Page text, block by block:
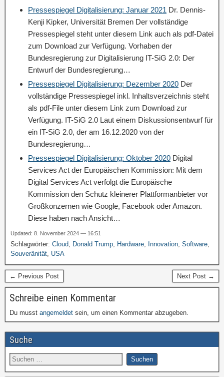
Pressespiegel Digitalisierung: Januar 2021 Dr. Dennis-
Kenji Kipker, Universität Bremen Der vollständige
Pressespiegel steht unter diesem Link auch als pdf-Datei
zum Download zur Verfügung. Vorhaben der
Bundesregierung zur Digitalisierung IT-SiG 2.0: Der
Entwurf der Bundesregierung…
Pressespiegel Digitalisierung: Dezember 2020 Der
vollständige Pressespiegel inkl. Inhaltsverzeichnis steht
als pdf-File unter diesem Link zum Download zur
Verfügung. IT-SiG 2.0 Laut einem Diskussionsentwurf für
ein IT-SiG 2.0, der am 16.12.2020 von der
Bundesregierung…
Pressespiegel Digitalisierung: Oktober 2020 Digital
Services Act der Europäischen Kommission: Mit dem
Digital Services Act verfolgt die Europäische
Kommission den Schutz kleinerer Plattformanbieter vor
Großkonzernen wie Google, Facebook oder Amazon.
Diese haben nach Ansicht…
Updated: 8. November 2024 — 16:51
Schlagwörter: Cloud, Donald Trump, Hardware, Innovation, Software,
Souveränität, USA
← Previous Post Next Post →
Schreibe einen Kommentar
Du musst angemeldet sein, um einen Kommentar abzugeben.
Suche